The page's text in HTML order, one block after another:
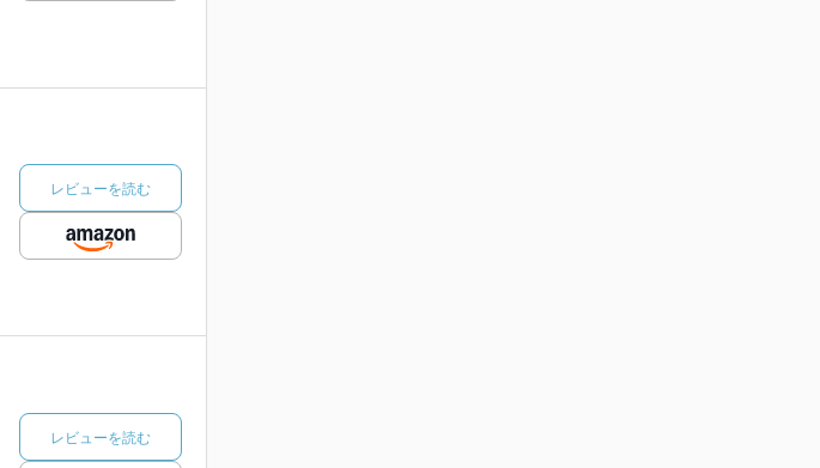
レビューを読む
レビューを読む